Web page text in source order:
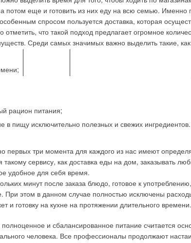
потом еще и готовить из них еду на всю семью. Именно
спросом пользуется доставка, которая
отметить, что такой подход предлагает огромное
Среди самых значимых важно выделить такие,
рацион питания;
в пищу исключительно полезных и свежих ингредиентов.
первых три момента для каждого из нас имеют
такому сервису, как доставка еды на дом, заказывать
удобное для себя время.
минут после заказа блюдо, готовое к
При этом в данном случае полностью исключены
и готовку на кухне на протяжении длительного времени.
и сбалансированное питание считается
человека. Все профессионалы продолжают